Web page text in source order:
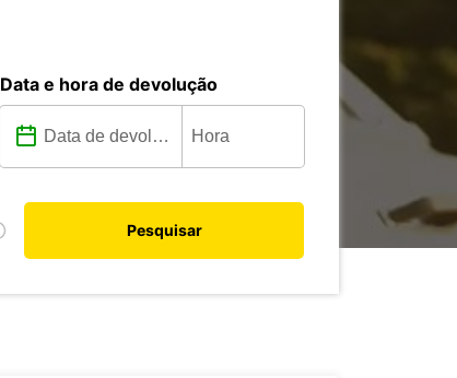
Data e hora de devolução
Pesquisar